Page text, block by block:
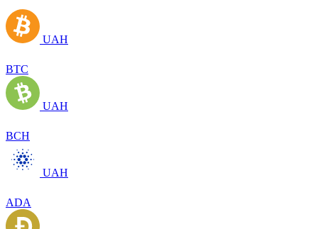
UAH
BTC
UAH
BCH
UAH
ADA